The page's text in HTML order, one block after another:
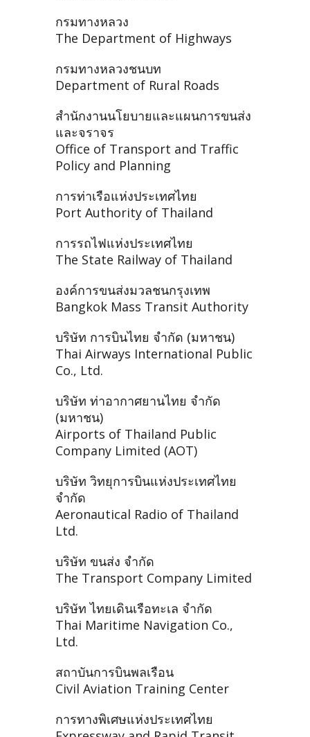
กรมทางหลวง
The Department of Highways
กรมทางหลวงชนบท
Department of Rural Roads
สำนักงานนโยบายและแผนการขนส่ง
และจราจร
Office of Transport and Traffic
Policy and Planning
การท่าเรือแห่งประเทศไทย
Port Authority of Thailand
การรถไฟแห่งประเทศไทย
The State Railway of Thailand
องค์การขนส่งมวลชนกรุงเทพ
Bangkok Mass Transit Authority
บริษัท การบินไทย จำกัด (มหาชน)
Thai Airways International Public
Co., Ltd.
บริษัท ท่าอากาศยานไทย จำกัด
(มหาชน)
Airports of Thailand Public
Company Limited (AOT)
บริษัท วิทยุการบินแห่งประเทศไทย
จำกัด
Aeronautical Radio of Thailand
Ltd.
บริษัท ขนส่ง จำกัด
The Transport Company Limited
บริษัท ไทยเดินเรือทะเล จำกัด
Thai Maritime Navigation Co.,
Ltd.
สถาบันการบินพลเรือน
Civil Aviation Training Center
การทางพิเศษแห่งประเทศไทย